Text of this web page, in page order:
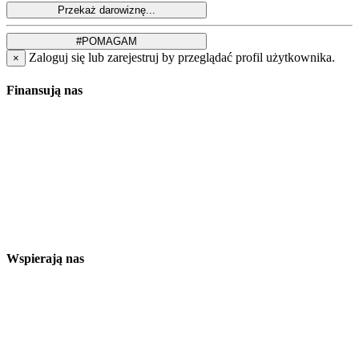
× Zaloguj się lub zarejestruj by przeglądać profil użytkownika.
Finansują nas
Wspierają nas